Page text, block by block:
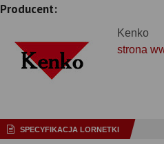
Producent:
Kenko
strona
SPECYFIKACJA LORNETKI